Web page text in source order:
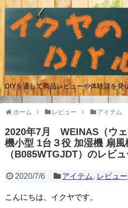
DIYを通して商品レビューや体験談を発
ホーム レビュー アイテム
2020年7月 WEINAS（ウ
機小型 1台３役 加湿機 扇風
（B085WTGJDT）のレビ
2020/7/6 アイテム, レビュー
こんにちは、イクヤです。